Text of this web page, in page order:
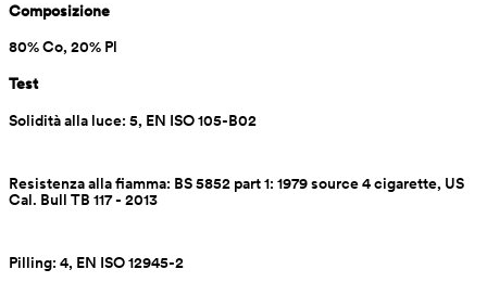
Composizione
80% Co, 20% Pl
Test
Solidità alla luce: 5, EN ISO 105-B02
Resistenza alla fiamma: BS 5852 part 1: 1979 source 4 cigarette, US
Cal. Bull TB 117 - 2013
Pilling: 4, EN ISO 12945-2